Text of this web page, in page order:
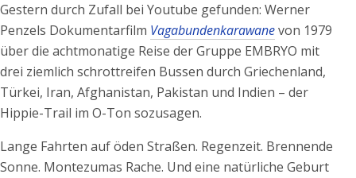
Gestern durch Zufall bei Youtube gefunden: Werner
Penzels Dokumentarfilm Vagabundenkarawanevon 1979
über die achtmonatige Reise der Gruppe EMBRYO mit
drei ziemlich schrottreifen Bussen durch Griechenland,
Türkei, Iran, Afghanistan, Pakistan und Indien – der
Hippie-Trail im O-Ton sozusagen.
Lange Fahrten auf öden Straßen. Regenzeit. Brennende
Sonne. Montezumas Rache. Und eine natürliche Geburt